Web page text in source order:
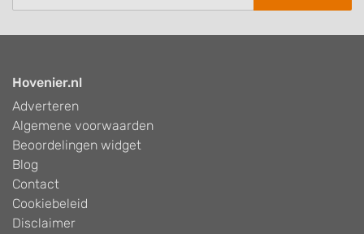
Hovenier.nl
Adverteren
Algemene voorwaarden
Beoordelingen widget
Blog
Contact
Cookiebeleid
Disclaimer